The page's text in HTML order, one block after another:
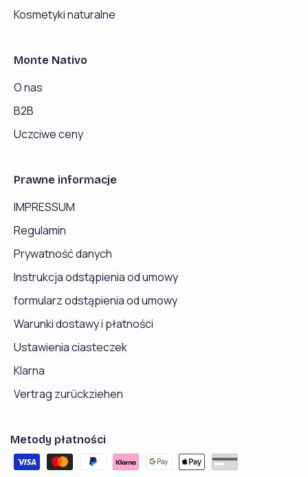
Kosmetyki naturalne
Monte Nativo
O nas
B2B
Uczciwe ceny
Prawne informacje
IMPRESSUM
Regulamin
Prywatność danych
Instrukcja odstąpienia od umowy
formularz odstąpienia od umowy
Warunki dostawy i płatności
Ustawienia ciasteczek
Klarna
Vertrag zurückziehen
Metody płatności